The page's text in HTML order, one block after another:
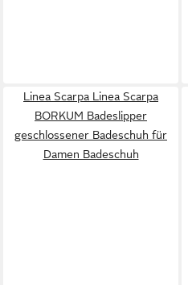
Linea Scarpa Linea Scarpa
BORKUM Badeslipper
geschlossener Badeschuh für
Damen Badeschuh